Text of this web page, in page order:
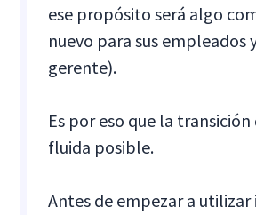
ese propósito será algo
nuevo para sus empleados
gerente).
Es por eso que la
fluida posible.
Antes de empezar a utilizar